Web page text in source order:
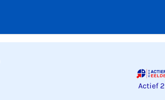
Actief 2